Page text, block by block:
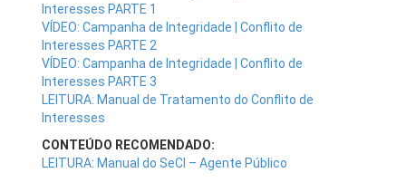
Interesses PARTE 1
VÍDEO: Campanha de Integridade | Conflito de
Interesses PARTE 2
VÍDEO: Campanha de Integridade | Conflito de
Interesses PARTE 3
LEITURA: Manual de Tratamento do Conflito de
Interesses
CONTEÚDO RECOMENDADO:
LEITURA: Manual do SeCI – Agente Público